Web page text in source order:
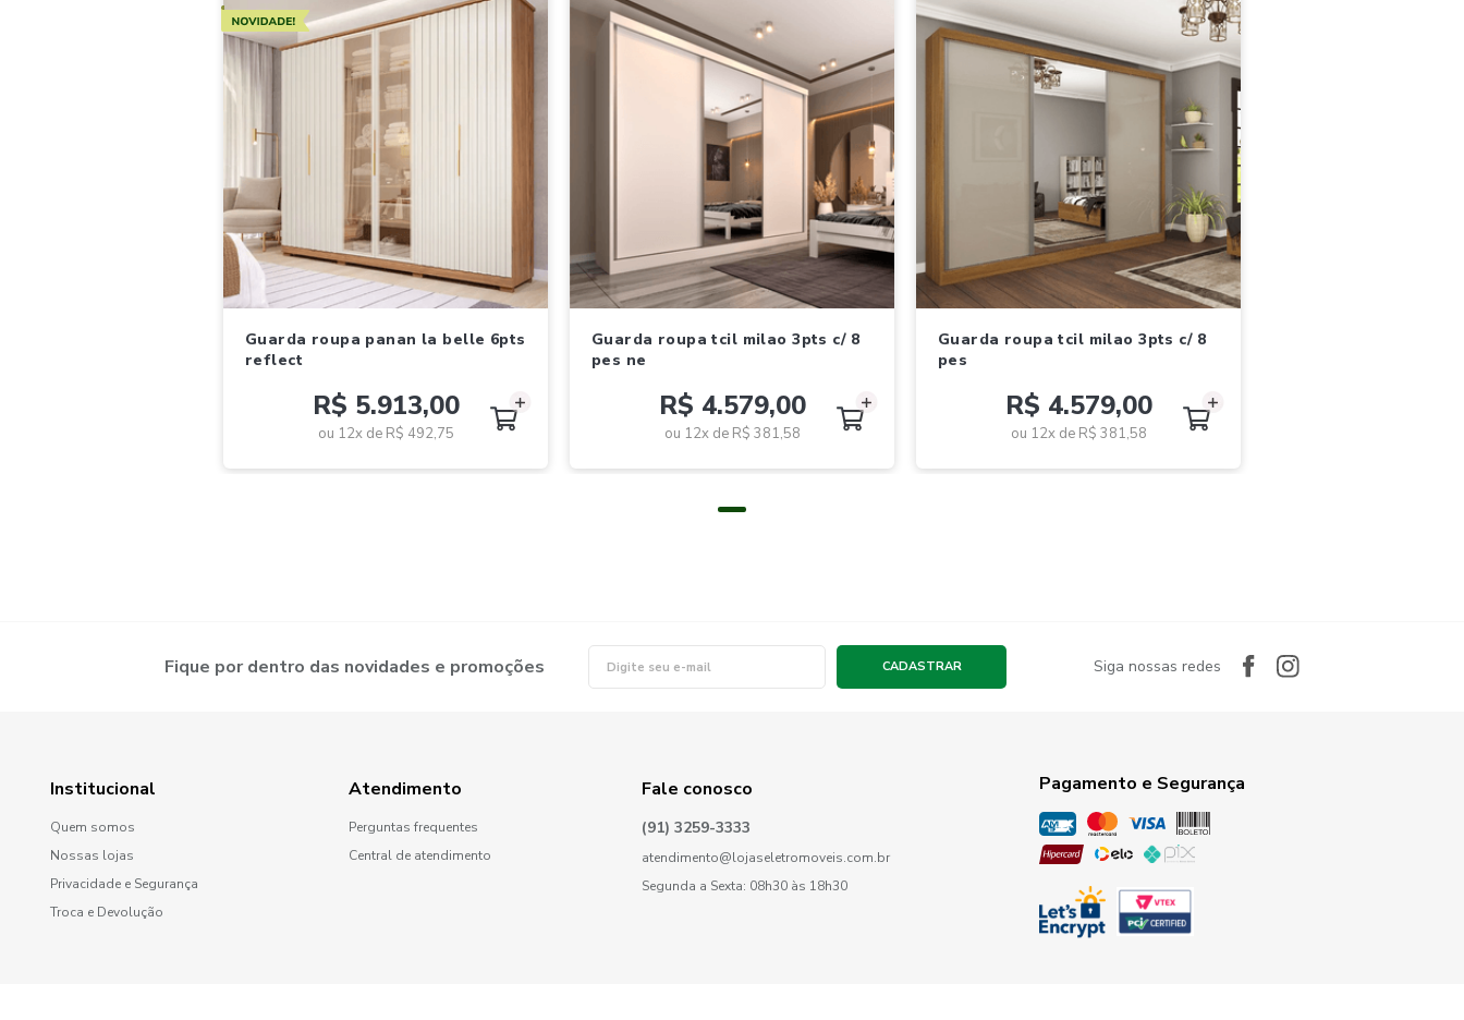
Novidades
guarda roupa panan la belle 6pts
reflect
R$ 5.913,00
ou 12x de R$ 492,75
guarda roupa tcil milao 3pts c/ 8
pes ne
R$ 4.579,00
ou 12x de R$ 381,58
guarda roupa tcil milao 3pts c/ 8
pes
R$ 4.579,00
ou 12x de R$ 381,58
Fique por dentro das novidades e promoções CADASTRAR Siga nossas redes
Institucional
Quem somos
Nossas lojas
Privacidade e Segurança
Troca e Devolução
Atendimento
Perguntas frequentes
Central de atendimento
Fale conosco
(91) 3259-3333
atendimento@lojaseletromoveis.com.br
Segunda a Sexta: 08h30 às 18h30
Pagamento e Segurança